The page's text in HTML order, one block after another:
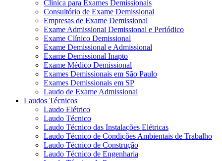
Clínica para Exames Demissionais
Consultório de Exame Demissional
Empresas de Exame Demissional
Exame Admissional Demissional e Periódico
Exame Clínico Demissional
Exame Demissional e Admissional
Exame Demissional Inapto
Exame Médico Demissional
Exames Demissionais em São Paulo
Exames Demissionais em SP
Laudo de Exame Admissional
Laudos Técnicos
Laudo Elétrico
Laudo Técnico
Laudo Técnico das Instalações Elétricas
Laudo Técnico de Condições Ambientais de Trabalho
Laudo Técnico de Construção
Laudo Técnico de Engenharia